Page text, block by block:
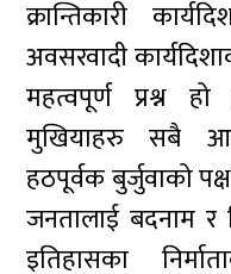
क्रान्तिकारी
अवसरवादी
महत्वपूर्ण प्रश्न
मुखियाहरु सबै
हठपूर्वक बुर्जुवाको
जनतालाई बदनाम र
इतिहासका